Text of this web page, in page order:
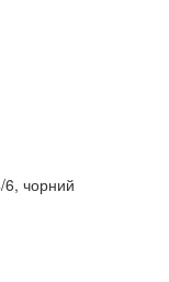
чорний